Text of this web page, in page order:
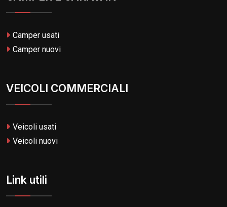
Camper usati
Camper nuovi
VEICOLI COMMERCIALI
Veicoli usati
Veicoli nuovi
Link utili